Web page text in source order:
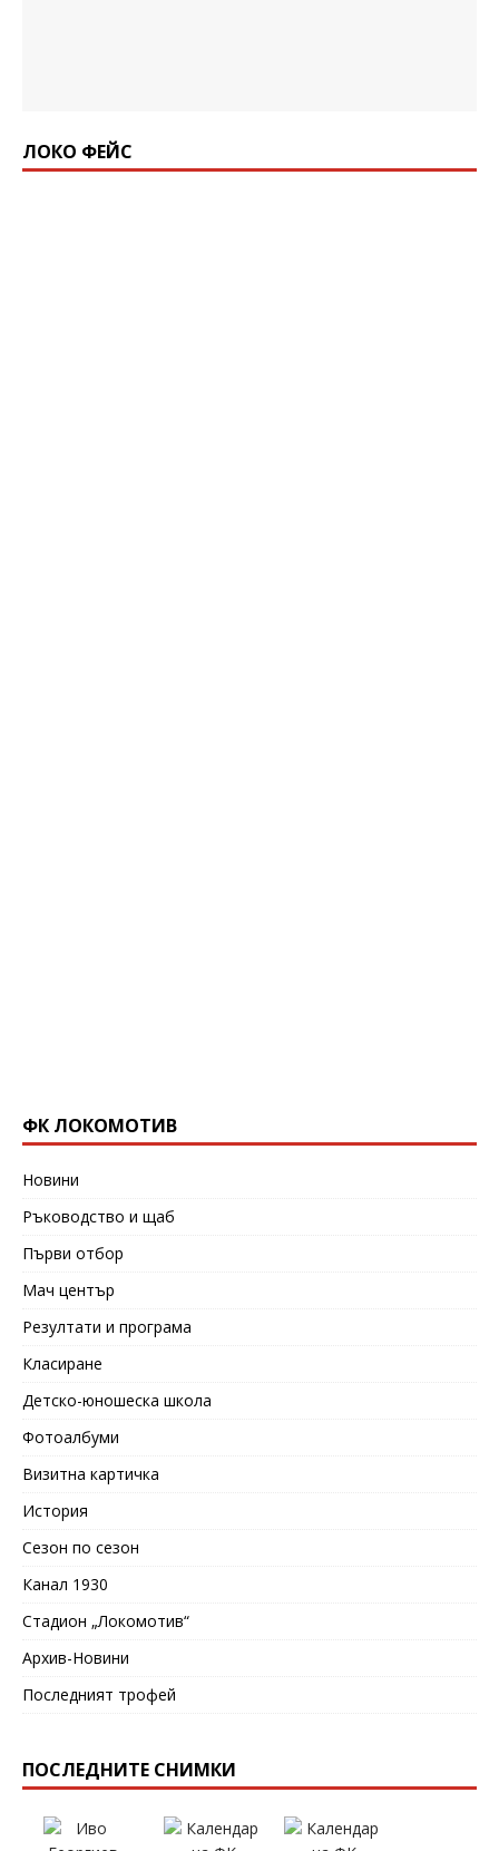
ЛОКО ФЕЙС
ФК ЛОКОМОТИВ
Новини
Ръководство и щаб
Първи отбор
Мач център
Резултати и програма
Класиране
Детско-юношеска школа
Фотоалбуми
Визитна картичка
История
Сезон по сезон
Канал 1930
Стадион „Локомотив“
Архив-Новини
Последният трофей
ПОСЛЕДНИТЕ СНИМКИ